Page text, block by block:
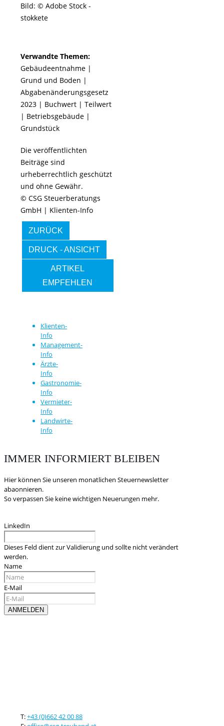
Bild: © Adobe Stock -
stokkete
Verwandte Themen:
Gebäudeentnahme |
Grund und Boden |
Abgabenänderungsgesetz
2023 | Buchwert | Teilwert
| Betriebsgebäude |
Grundstück
Die veröffentlichten
Beiträge sind
urheberrechtlich geschützt
und ohne Gewähr.
© CSG Steuerberatungs
GmbH | Klienten-Info
ZURÜCK
DRUCK - ANSICHT
ARTIKEL
EMPFEHLEN
Klienten-
Info
Management-
Info
Ärzte-
Info
Gastronomie-
Info
Vermieter-
Info
Landwirte-
Info
IMMER INFORMIERT BLEIBEN
Hier können Sie unseren monatlichen Steuernewsletter
abaonnieren.
So verpassen Sie keine wichtigen Neuerungen mehr.
LinkedIn
Dieses Feld dient zur Validierung und sollte nicht verändert
werden.
Name
E-Mail
T:+43 (0)662 42 00 88